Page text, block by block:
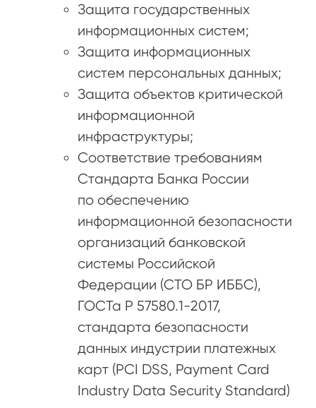
Защита государственных
информационных систем;
Защита информационных
систем персональных данных;
Защита объектов критической
информационной
инфраструктуры;
Соответствие требованиям
Стандарта Банка России
по обеспечению
информационной безопасности
организаций банковской
системы Российской
Федерации (СТО БР ИББС),
ГОСТа Р 57580.1-2017,
стандарта безопасности
данных индустрии платежных
карт (PCI DSS, Payment Card
Industry Data Security Standard)